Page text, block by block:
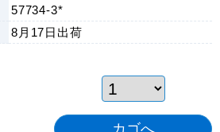
57734-3*
8月17日 出荷